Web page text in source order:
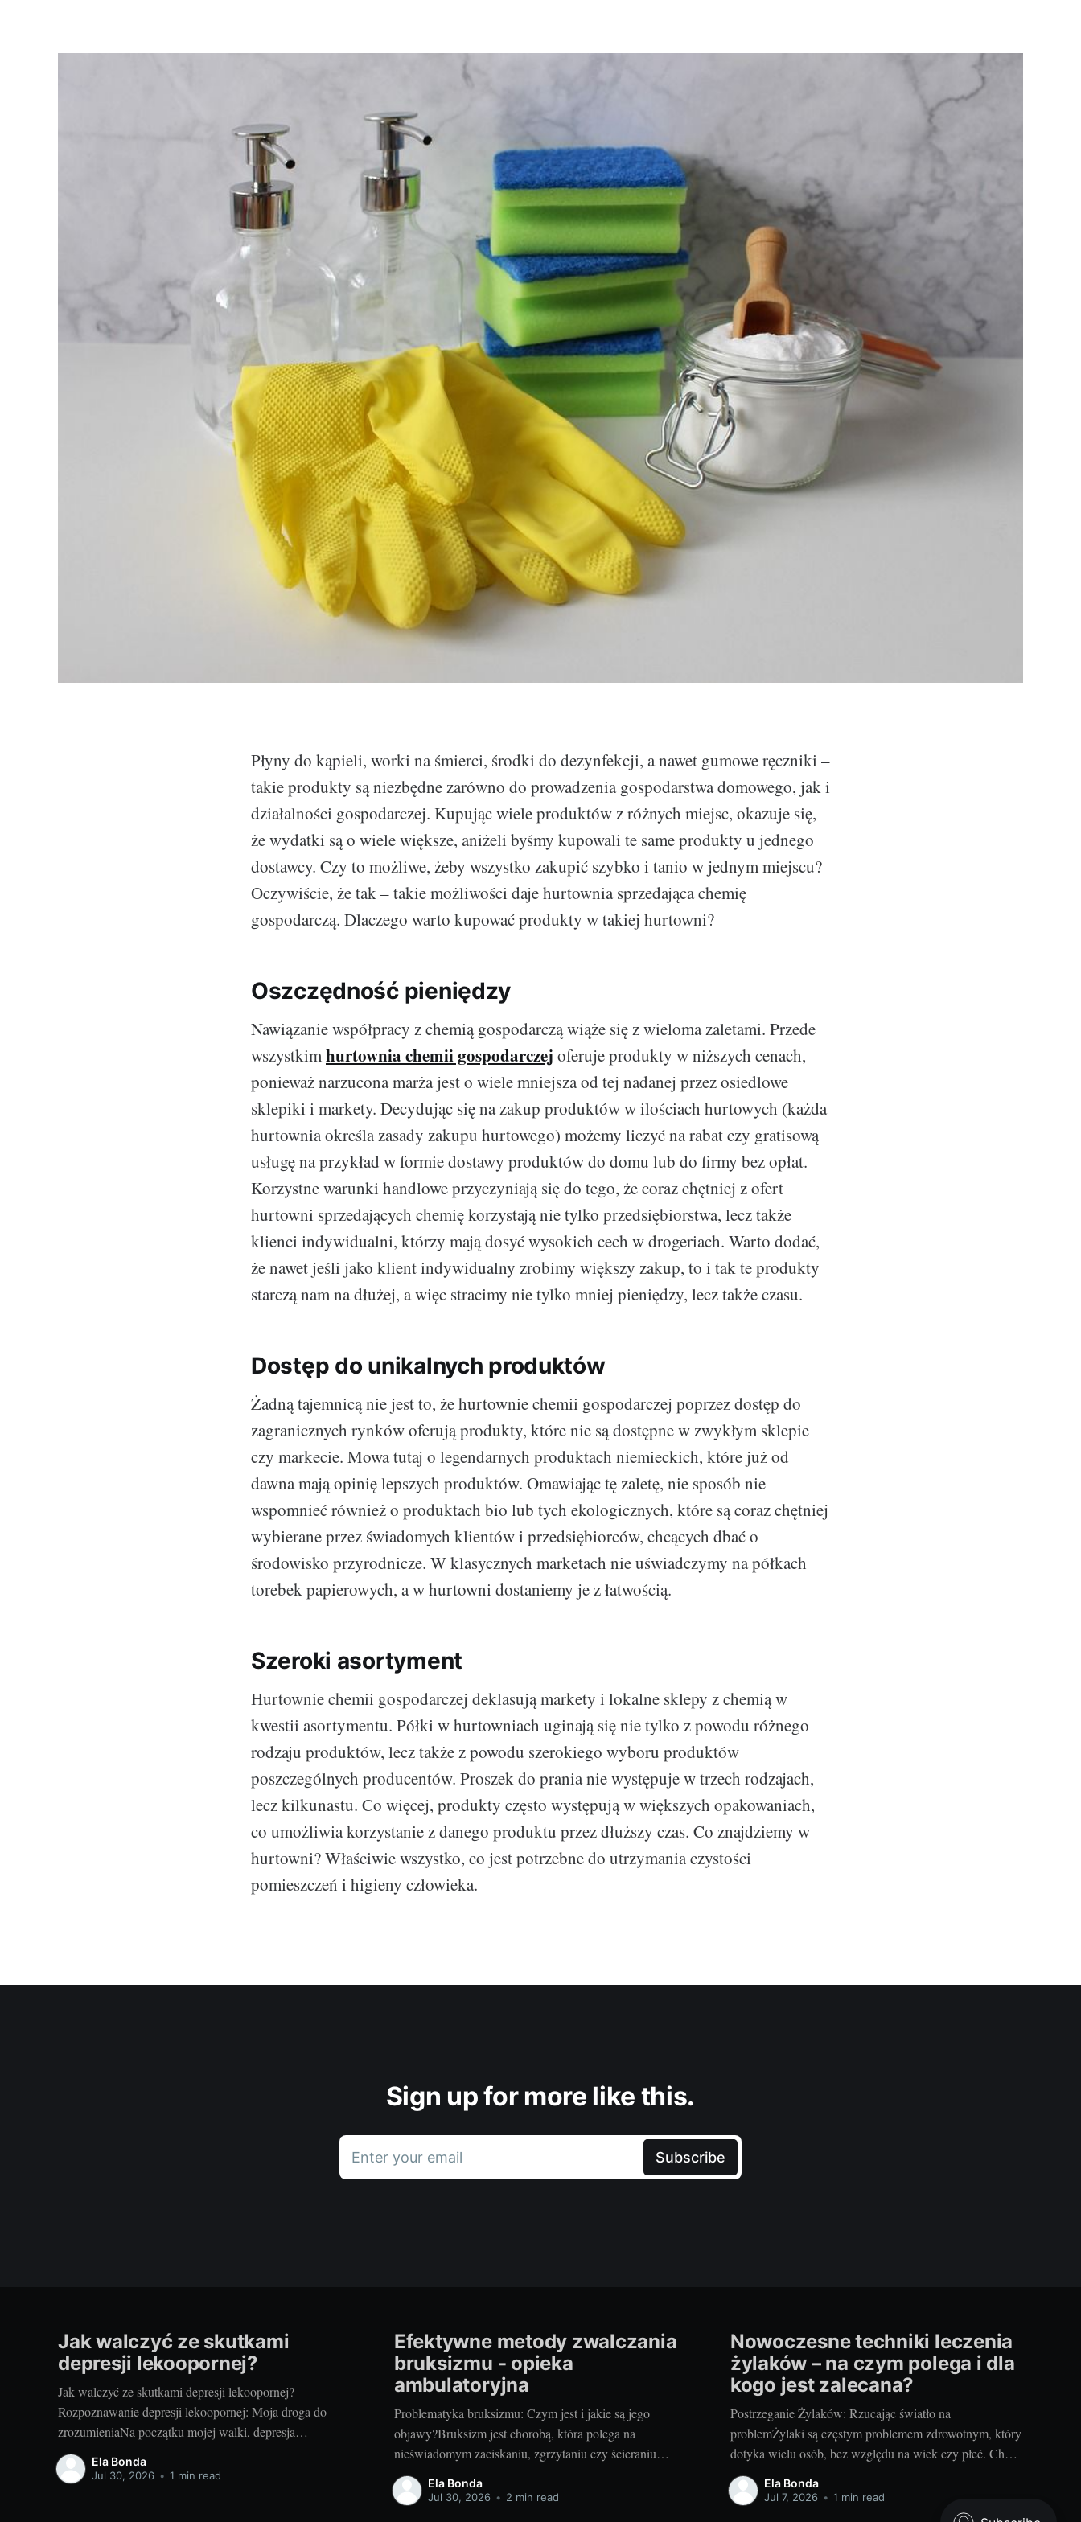
Płyny do kąpieli, worki na śmierci, środki do dezynfekcji, a nawet gumowe ręczniki –
takie produkty są niezbędne zarówno do prowadzenia gospodarstwa domowego, jak i
działalności gospodarczej. Kupując wiele produktów z różnych miejsc, okazuje się,
że wydatki są o wiele większe, aniżeli byśmy kupowali te same produkty u jednego
dostawcy. Czy to możliwe, żeby wszystko zakupić szybko i tanio w jednym miejscu?
Oczywiście, że tak – takie możliwości daje hurtownia sprzedająca chemię
gospodarczą. Dlaczego warto kupować produkty w takiej hurtowni?
Oszczędność pieniędzy
Nawiązanie współpracy z chemią gospodarczą wiąże się z wieloma zaletami. Przede
wszystkimhurtownia chemii gospodarczej oferuje produkty w niższych cenach,
ponieważ narzucona marża jest o wiele mniejsza od tej nadanej przez osiedlowe
sklepiki i markety. Decydując się na zakup produktów w ilościach hurtowych (każda
hurtownia określa zasady zakupu hurtowego) możemy liczyć na rabat czy gratisową
usługę na przykład w formie dostawy produktów do domu lub do firmy bez opłat.
Korzystne warunki handlowe przyczyniają się do tego, że coraz chętniej z ofert
hurtowni sprzedających chemię korzystają nie tylko przedsiębiorstwa, lecz także
klienci indywidualni, którzy mają dosyć wysokich cech w drogeriach. Warto dodać,
że nawet jeśli jako klient indywidualny zrobimy większy zakup, to i tak te produkty
starczą nam na dłużej, a więc stracimy nie tylko mniej pieniędzy, lecz także czasu.
Dostęp do unikalnych produktów
Żadną tajemnicą nie jest to, że hurtownie chemii gospodarczej poprzez dostęp do
zagranicznych rynków oferują produkty, które nie są dostępne w zwykłym sklepie
czy markecie. Mowa tutaj o legendarnych produktach niemieckich, które już od
dawna mają opinię lepszych produktów. Omawiając tę zaletę, nie sposób nie
wspomnieć również o produktach bio lub tych ekologicznych, które są coraz chętniej
wybierane przez świadomych klientów i przedsiębiorców, chcących dbać o
środowisko przyrodnicze. W klasycznych marketach nie uświadczymy na półkach
torebek papierowych, a w hurtowni dostaniemy je z łatwością.
Szeroki asortyment
Hurtownie chemii gospodarczej deklasują markety i lokalne sklepy z chemią w
kwestii asortymentu. Półki w hurtowniach uginają się nie tylko z powodu różnego
rodzaju produktów, lecz także z powodu szerokiego wyboru produktów
poszczególnych producentów. Proszek do prania nie występuje w trzech rodzajach,
lecz kilkunastu. Co więcej, produkty często występują w większych opakowaniach,
co umożliwia korzystanie z danego produktu przez dłuższy czas. Co znajdziemy w
hurtowni? Właściwie wszystko, co jest potrzebne do utrzymania czystości
pomieszczeń i higieny człowieka.
Sign up for more like this.
Enter your email Subscribe
Jak walczyć ze skutkami
depresji lekoopornej?
Jak walczyć ze skutkami depresji lekoopornej?
Rozpoznawanie depresji lekoopornej: Moja droga do
zrozumieniaNa początku mojej walki, depresja
lekooporna wydawała się nie mieć końca. Czułam, że
znajduję się w ciemnym tunelu. Na szczęście, z czasem,
Ela Bonda
Jul 30, 2026 • 1 min read
Efektywne metody zwalczania
bruksizmu - opieka
ambulatoryjna
Problematyka bruksizmu: Czym jest i jakie są jego
objawy?Bruksizm jest chorobą, która polega na
nieświadomym zaciskaniu, zgrzytaniu czy ścieraniu
zębów podczas snu lub także w ciągu dnia. Ta
dolegliwość może prowadzić do poważnych problemów
Ela Bonda
Jul 30, 2026 • 2 min read
Nowoczesne techniki leczenia
żylaków – na czym polega i dla
kogo jest zalecana?
Postrzeganie Żylaków: Rzucając światło na
problemŻylaki są częstym problemem zdrowotnym, który
dotyka wielu osób, bez względu na wiek czy płeć. Choć
często kojarzone głównie z problemem estetycznym, to
definitywnie nie jest to jedyny problem związany z tym
schorzeniem. Żylaki to powiązane z wiekiem i siedzącym
Ela Bonda
Jul 7, 2026 • 1 min read